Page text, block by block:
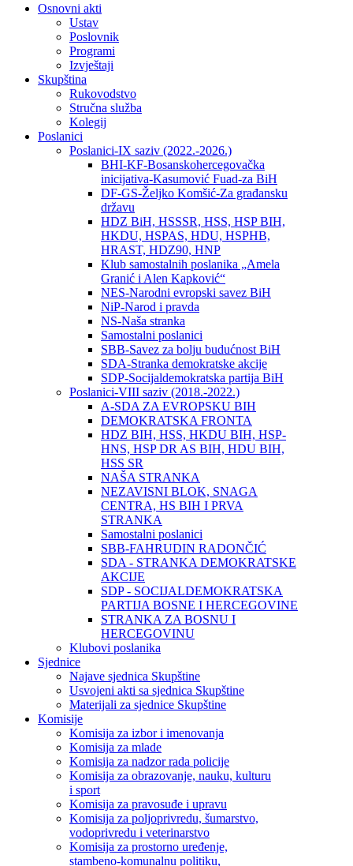
Osnovni akti
Ustav
Poslovnik
Programi
Izvještaji
Skupština
Rukovodstvo
Stručna služba
Kolegij
Poslanici
Poslanici-IX saziv (2022.-2026.)
BHI-KF-Bosanskohercegovačka
inicijativa-Kasumović Fuad-za BiH
DF-GS-Željko Komšić-Za građansku
državu
HDZ BiH, HSSSR, HSS, HSP BIH,
HKDU, HSPAS, HDU, HSPHB,
HRAST, HDZ90, HNP
Klub samostalnih poslanika „Amela
Granić i Alen Kapković“
NES-Narodni evropski savez BiH
NiP-Narod i pravda
NS-Naša stranka
Samostalni poslanici
SBB-Savez za bolju budućnost BiH
SDA-Stranka demokratske akcije
SDP-Socijaldemokratska partija BiH
Poslanici-VIII saziv (2018.-2022.)
A-SDA ZA EVROPSKU BIH
DEMOKRATSKA FRONTA
HDZ BIH, HSS, HKDU BIH, HSP-
HNS, HSP DR AS BIH, HDU BIH,
HSS SR
NAŠA STRANKA
NEZAVISNI BLOK, SNAGA
CENTRA, HS BIH I PRVA
STRANKA
Samostalni poslanici
SBB-FAHRUDIN RADONČIĆ
SDA - STRANKA DEMOKRATSKE
AKCIJE
SDP - SOCIJALDEMOKRATSKA
PARTIJA BOSNE I HERCEGOVINE
STRANKA ZA BOSNU I
HERCEGOVINU
Klubovi poslanika
Sjednice
Najave sjednica Skupštine
Usvojeni akti sa sjednica Skupštine
Materijali za sjednice Skupštine
Komisije
Komisija za izbor i imenovanja
Komisija za mlade
Komisija za nadzor rada policije
Komisija za obrazovanje, nauku, kulturu
i sport
Komisija za pravosuđe i upravu
Komisija za poljoprivredu, šumarstvo,
vodoprivredu i veterinarstvo
Komisija za prostorno uređenje,
stambeno-komunalnu politiku,